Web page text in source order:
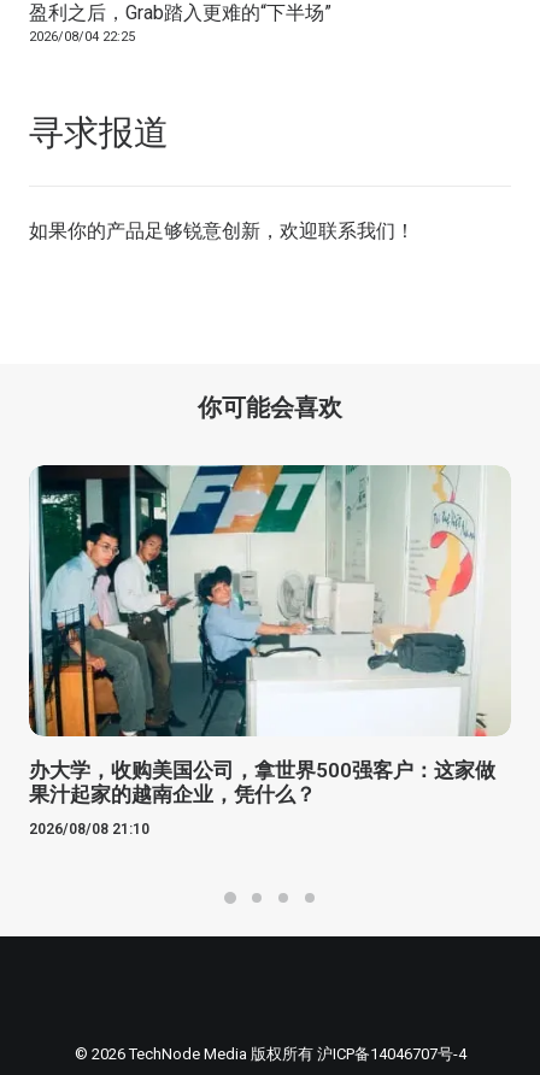
盈利之后，Grab踏入更难的“下半场”
2026/08/04 22:25
寻求报道
如果你的产品足够锐意创新，欢迎联系我们 ！
你可能会喜欢
办大学，收购美国公司，拿世界500强客户：这家做
果汁起家的越南企业，凭什么？
2026/08/08 21:10
© 2026 TechNode Media 版权所有 沪ICP备14046707号-4